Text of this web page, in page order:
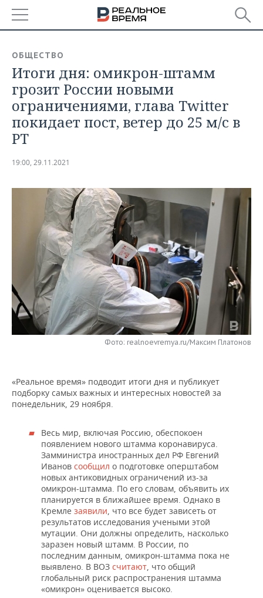
БАШКОРТОСТАН
ТАТАРСТАН
УДМУРТИЯ
НОВОСТИ
АНАЛИТИКА
НОВОСТИ АНАЛИТИКИ
ВУЗЫ ТАТАРСТАНА
КОМУ ПРИНАДЛЕЖАТ
ТОРГОВЫЕ ЦЕНТРЫ
ТАТАРСТАНА
ЭКОНОМИКА
БАНКИ
БЮДЖЕТ
ИНВЕСТИЦИИ
ПРОМЫШЛЕННОСТИ
АГРОПРОМ
МАШИНОСТРОЕНИЕ
НЕФТЕХИМИЯ
НЕФТЬ
ОПК
НОВОСТИ НЕДВИЖИМОСТИ
НОВОСТИ АВТО
БИЗНЕС
НОВОСТИ БИЗНЕСА
РОЗНИЧНАЯ ТОРГОВЛЯ
ТРАНСПОРТ
ТЕХНОЛОГИИ
НОВОСТИ ТЕХНОЛОГИЙ
IT
МЕРОПРИЯТИЯ
НОВОСТИ МЕРОПРИЯТИЙ
ВЫЕЗДНАЯ РЕДАКЦИЯ
ONLINE-КОНФЕРЕНЦИИ
СПОРТ
ХОККЕЙ
ВОЛЕЙБОЛ
КИБЕРСПОРТ
ФИГУРНОЕ КАТАНИЕ
ВОДНЫЕ ВИДЫ СПОРТА
ХОККЕЙ С МЯЧОМ
ВЛАСТЬ
ИСТОРИЯ
КУЛЬТУРА
МЕДИЦИНА
ОБРАЗОВАНИЕ
ПРОИСШЕСТВИЯ
СЮЖЕТЫ
СПИСОК ПЕРСОН
СПИСОК КОМПАНИЙ
ПОЛНАЯ ВЕРСИЯ
ОБЩЕСТВО
Итоги дня: омикрон-штамм
грозит России новыми
ограничениями, глава Twitter
покидает пост, ветер до 25 м/с в
РТ
19:00, 29.11.2021
Фото: realnoevremya.ru/Максим Платонов
«Реальное время» подводит итоги дня и публикует
подборку самых важных и интересных новостей за
понедельник, 29 ноября.
Весь мир, включая Россию, обеспокоен
появлением нового штамма коронавируса.
Замминистра иностранных дел РФ Евгений
Иванов сообщил о подготовке оперштабом
новых антиковидных ограничений из-за
омикрон-штамма. По его словам, объявить их
планируется в ближайшее время. Однако в
Кремле заявили, что все будет зависеть от
результатов исследования учеными этой
мутации. Они должны определить, насколько
заразен новый штамм. В России, по
последним данным, омикрон-штамма пока не
выявлено. В ВОЗ считают, что общий
глобальный риск распространения штамма
«омикрон» оценивается высоко.